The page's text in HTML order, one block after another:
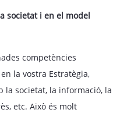
societat i en el model
competències
la vostra Estratègia,
la societat, la informació, la
etc. Això és molt